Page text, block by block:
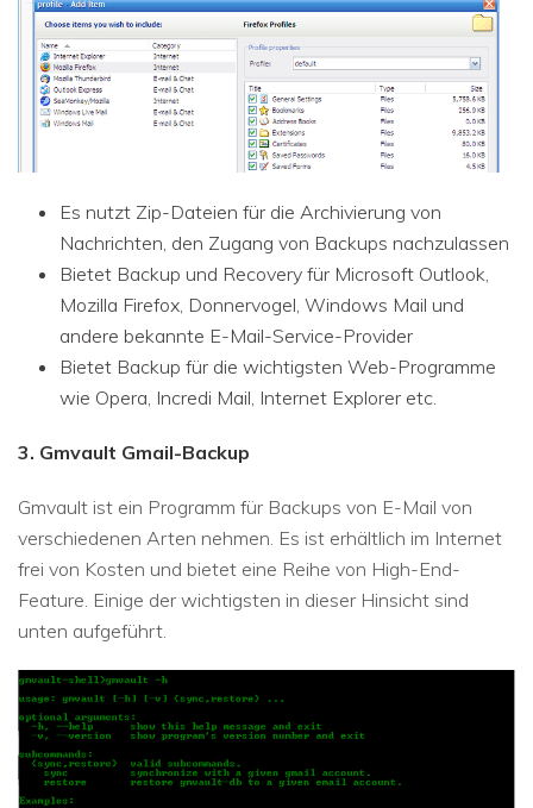
Es nutzt Zip-Dateien für die Archivierung von
Nachrichten, den Zugang von Backups nachzulassen
Bietet Backup und Recovery für Microsoft Outlook,
Mozilla Firefox, Donnervogel, Windows Mail und
andere bekannte E-Mail-Service-Provider
Bietet Backup für die wichtigsten Web-Programme
wie Opera, Incredi Mail, Internet Explorer etc.
3. Gmvault Gmail-Backup
Gmvault ist ein Programm für Backups von E-Mail von
verschiedenen Arten nehmen. Es ist erhältlich im Internet
frei von Kosten und bietet eine Reihe von High-End-
Feature. Einige der wichtigsten in dieser Hinsicht sind
unten aufgeführt.